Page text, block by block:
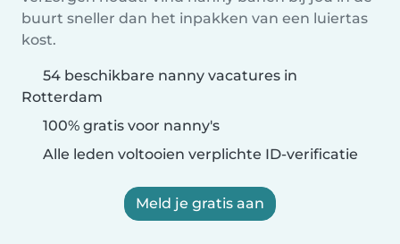
buurt sneller dan het inpakken van een luiertas
kost.
54 beschikbare nanny vacatures in
Rotterdam
100% gratis voor nanny's
Alle leden voltooien verplichte ID-verificatie
Meld je gratis aan